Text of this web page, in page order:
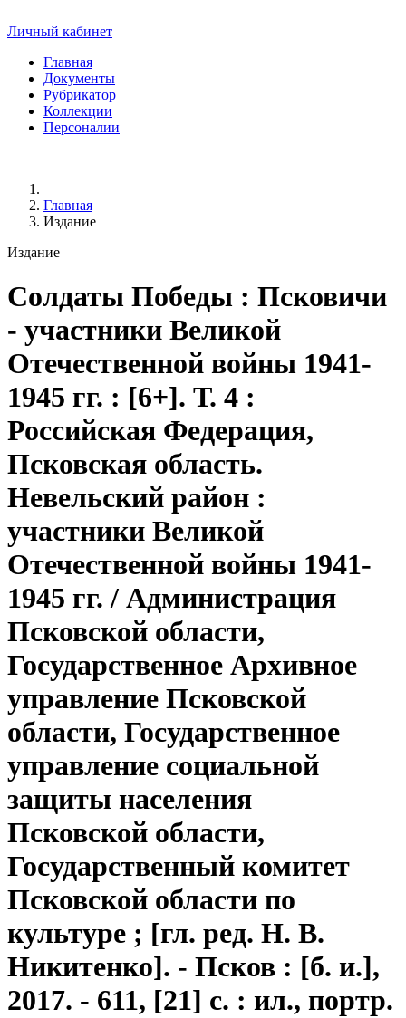
Личный кабинет
Главная
Документы
Рубрикатор
Коллекции
Персоналии
Главная
Издание
Издание
Солдаты Победы : Псковичи
- участники Великой
Отечественной войны 1941-
1945 гг. : [6+]. Т. 4 :
Российская Федерация,
Псковская область.
Невельский район :
участники Великой
Отечественной войны 1941-
1945 гг. / Администрация
Псковской области,
Государственное Архивное
управление Псковской
области, Государственное
управление социальной
защиты населения
Псковской области,
Государственный комитет
Псковской области по
культуре ; [гл. ред. Н. В.
Никитенко]. - Псков : [б. и.],
2017. - 611, [21] с. : ил., портр.